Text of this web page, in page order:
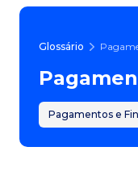
Glossário
Pagamentos e